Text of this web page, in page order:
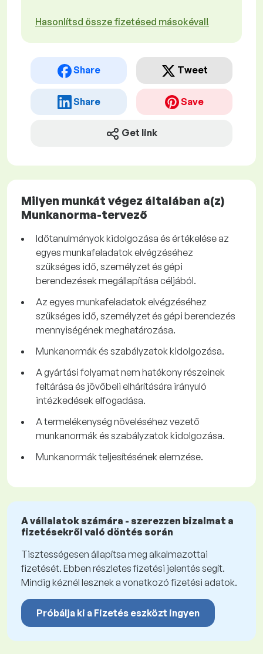
Hasonlítsd össze fizetésed másokéval!
Share Tweet
Share Save
Get link
Milyen munkát végez általában a(z)
Munkanorma-tervező
Időtanulmányok kidolgozása és értékelése az
egyes munkafeladatok elvégzéséhez
szükséges idő, személyzet és gépi
berendezések megállapítása céljából.
Az egyes munkafeladatok elvégzéséhez
szükséges idő, személyzet és gépi berendezés
mennyiségének meghatározása.
Munkanormák és szabályzatok kidolgozása.
A gyártási folyamat nem hatékony részeinek
feltárása és jövőbeli elhárítására irányuló
intézkedések elfogadása.
A termelékenység növeléséhez vezető
munkanormák és szabályzatok kidolgozása.
Munkanormák teljesítésének elemzése.
A vállalatok számára - szerezzen bizalmat a
fizetésekről való döntés során
Tisztességesen állapítsa meg alkalmazottai
fizetését. Ebben részletes fizetési jelentés segít.
Mindig kéznél lesznek a vonatkozó fizetési adatok.
Próbálja ki a Fizetés eszközt ingyen